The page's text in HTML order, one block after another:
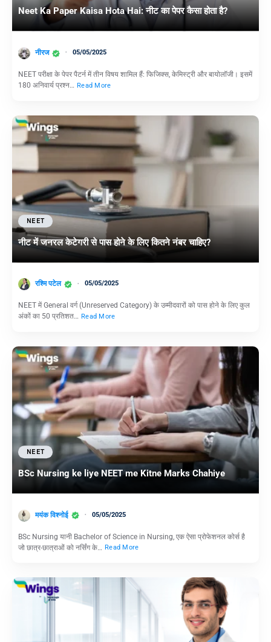
Neet Ka Paper Kaisa Hota Hai: नीट का पेपर कैसा होता है?
नीरज 05/05/2025
NEET परीक्षा के पेपर पैटर्न में तीन विषय शामिल हैं: फिजिक्स, केमिस्ट्री और बायोलॉजी। इसमें
180 अनिवार्य प्रश्न… Read More
NEET
नीट में जनरल केटेगरी से पास होने के लिए कितने नंबर चाहिए?
रश्मि पटेल 05/05/2025
NEET में General वर्ग (Unreserved Category) के उम्मीदवारों को पास होने के लिए कुल
अंकों का 50 प्रतिशत… Read More
NEET
BSc Nursing ke liye NEET me Kitne Marks Chahiye
मयंक विश्नोई 05/05/2025
BSc Nursing यानी Bachelor of Science in Nursing, एक ऐसा प्रोफेशनल कोर्स है
जो छात्र-छात्राओं को नर्सिंग के… Read More